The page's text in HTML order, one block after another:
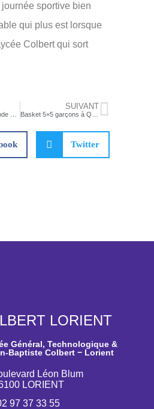
sportive bien
qui plus est lorsque
Colbert qui sort
SUIVANT
Twitter
LORIENT
Général, Technologique &
Baptiste Colbert − Lorient
Léon Blum
LORIENT
97 37 33 55